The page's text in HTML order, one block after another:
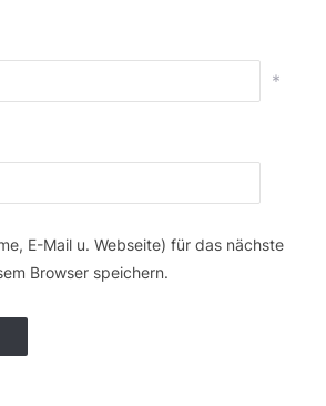
*
E-Mail u. Webseite) für das nächste
Browser speichern.